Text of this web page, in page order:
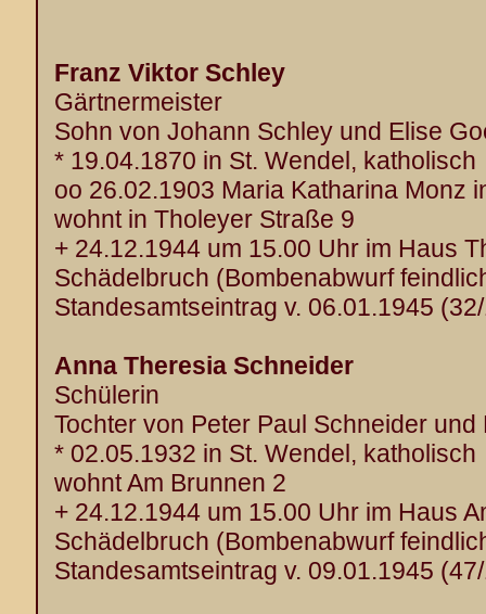
Franz Viktor Schley
Gärtnermeister
Sohn von Johann Schley und Elise
* 19.04.1870 in St. Wendel, katholisch
oo 26.02.1903 Maria Katharina Monz
wohnt in Tholeyer Straße 9
+ 24.12.1944 um 15.00 Uhr im Haus
Schädelbruch (Bombenabwurf
Standesamtseintrag v. 06.01.1945
Anna Theresia Schneider
Schülerin
Tochter von Peter Paul Schneider und
* 02.05.1932 in St. Wendel, katholisch
wohnt Am Brunnen 2
+ 24.12.1944 um 15.00 Uhr im Haus
Schädelbruch (Bombenabwurf
Standesamtseintrag v. 09.01.1945